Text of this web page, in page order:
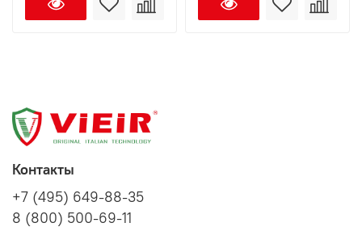
Контакты
+7 (495) 649-88-35
8 (800) 500-69-11